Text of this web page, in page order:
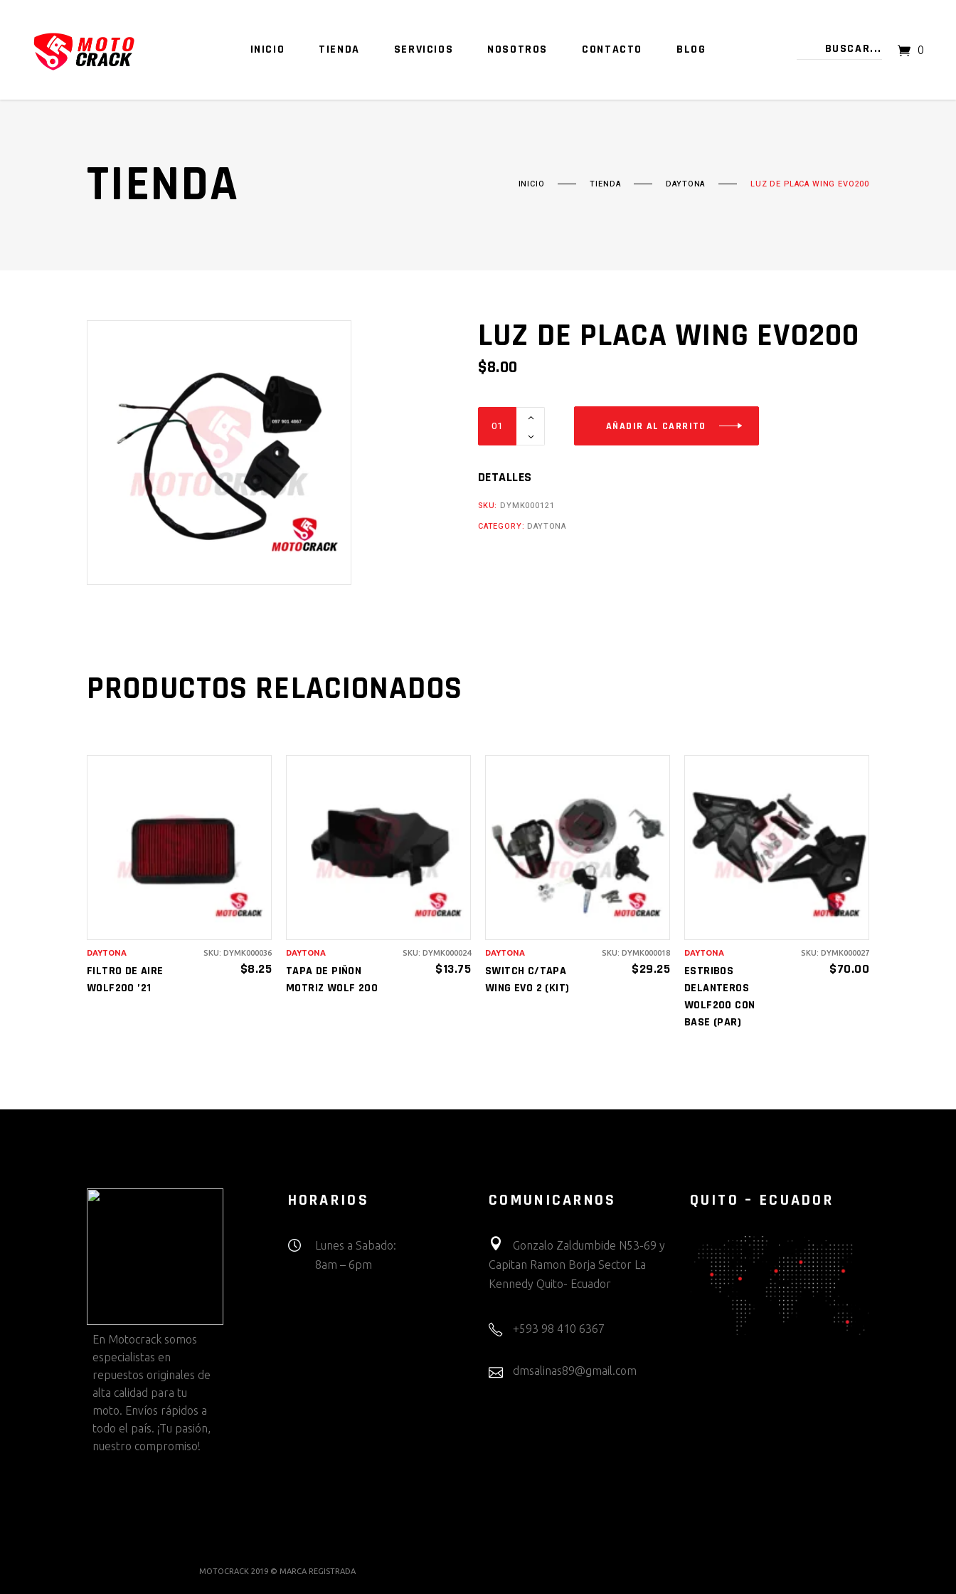
INICIO TIENDA SERVICIOS NOSOTROS CONTACTO BLOG 0
TU CARRITO ESTÁ VACÍO.
TIENDA INICIO TIENDA DAYTONA LUZ DE PLACA WING EVO200
LUZ DE PLACA WING EVO200
$8.00
WING
Cantidad
AÑADIR AL CARRITO
DETALLES
SKU: DYMK000121
CATEGORY: DAYTONA
PRODUCTOS RELACIONADOS
AÑADIR AL
FILTRO DE AIRE
WOLF200 ’21
$8.25
DAYTONA SKU: DYMK000036
AÑADIR AL
CARRITO
TAPA DE PIÑON
MOTRIZ WOLF 200
$13.75
DAYTONA SKU: DYMK000024
AÑADIR AL
CARRITO
SWITCH C/TAPA
WING EVO 2 (KIT)
$29.25
DAYTONA SKU: DYMK000018
AÑADIR AL
CARRITO
ESTRIBOS
DELANTEROS
WOLF200 CON
BASE (PAR)
$70.00
DAYTONA SKU: DYMK000027
En Motocrack somos
especialistas en
repuestos originales de
alta calidad para tu
moto. Envíos rápidos a
todo el país. ¡Tu pasión,
nuestro compromiso!
HORARIOS
Lunes a Sabado:
8am – 6pm
COMUNICARNOS
Gonzalo Zaldumbide N53-69 y
Capitan Ramon Borja Sector La
Kennedy Quito- Ecuador
+593 98 410 6367
dmsalinas89@gmail.com
QUITO – ECUADOR
MOTOCRACK 2019 © MARCA REGISTRADA